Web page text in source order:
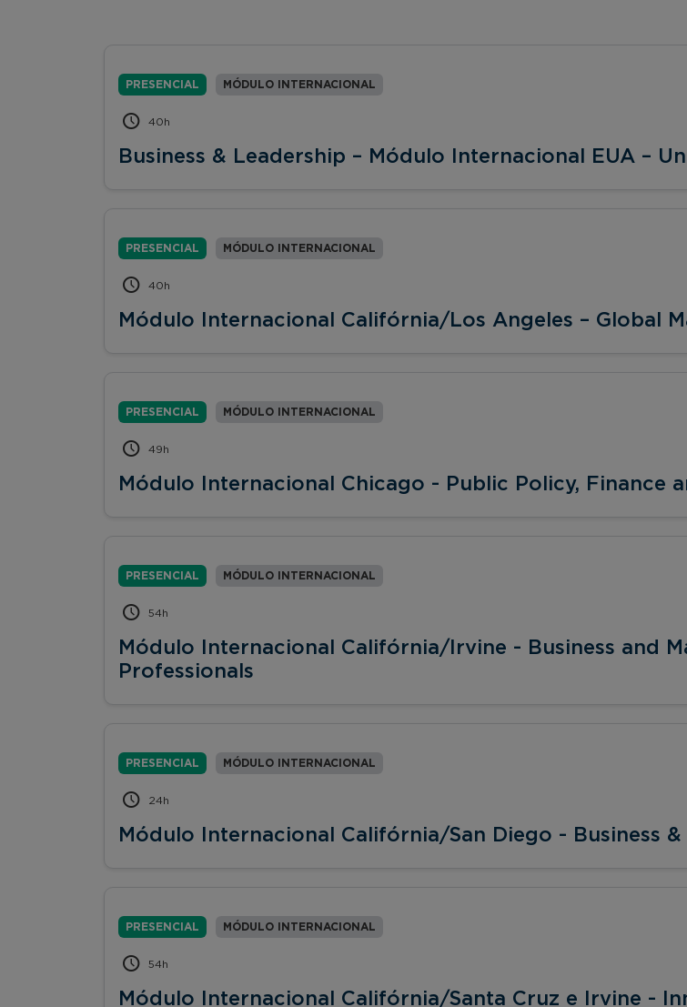
PRESENCIAL MÓDULO INTERNACIONAL
40h
Business & Leadership – Módulo Internacional EUA –
PRESENCIAL MÓDULO INTERNACIONAL
40h
Módulo Internacional Califórnia/Los Angeles – Global
PRESENCIAL MÓDULO INTERNACIONAL
49h
Módulo Internacional Chicago - Public Policy, Finance
PRESENCIAL MÓDULO INTERNACIONAL
54h
Módulo Internacional Califórnia/Irvine - Business and
Professionals
PRESENCIAL MÓDULO INTERNACIONAL
24h
Módulo Internacional Califórnia/San Diego - Business
PRESENCIAL MÓDULO INTERNACIONAL
54h
Módulo Internacional Califórnia/Santa Cruz e Irvine -